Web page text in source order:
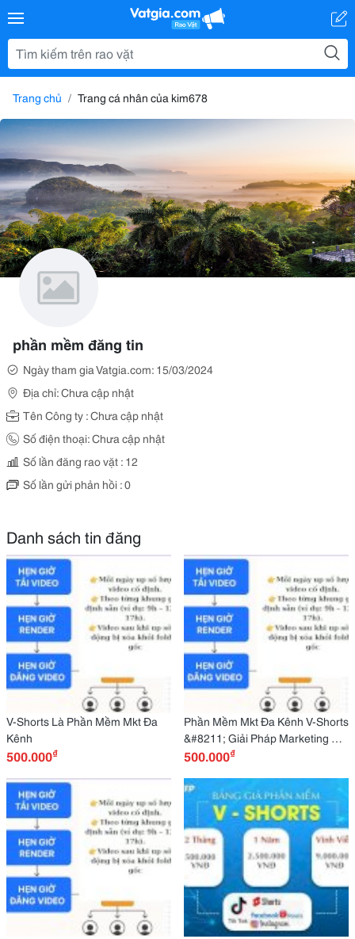
Trang chủ Trang cá nhân của kim678
phần mềm đăng tin
Ngày tham gia Vatgia.com: 15/03/2024
Địa chỉ: Chưa cập nhật
Tên Công ty : Chưa cập nhật
Số điện thoại: Chưa cập nhật
Số lần đăng rao vặt : 12
Số lần gửi phản hồi : 0
Danh sách tin đăng
V-Shorts Là Phần Mềm Mkt Đa
Kênh
500.000₫
Phần Mềm Mkt Đa Kênh V-Shorts
&#8211; Giải Pháp Marketing Tự
Động
500.000₫